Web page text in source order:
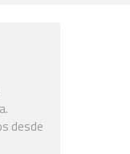
desde